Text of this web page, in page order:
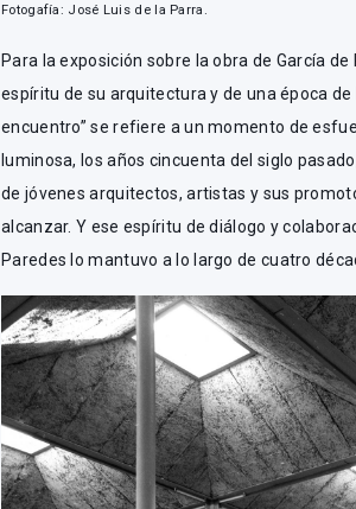
Fotogafía: José Luis de la Parra.
Para la exposición sobre la obra de García
espíritu de su arquitectura y de una época
encuentro” se refiere a un momento de
luminosa, los años cincuenta del siglo
de jóvenes arquitectos, artistas y sus
alcanzar. Y ese espíritu de diálogo y
Paredes lo mantuvo a lo largo de cuatro